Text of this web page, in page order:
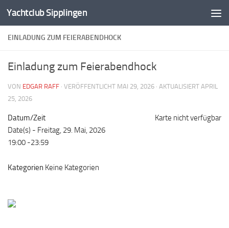
Zum Inhalt springen
Yachtclub Sipplingen
EINLADUNG ZUM FEIERABENDHOCK
Einladung zum Feierabendhock
VON EDGAR RAFF · VERÖFFENTLICHT MAI 29, 2026 · AKTUALISIERT APRIL
25, 2026
Karte nicht verfügbar
Datum/Zeit
Date(s) - Freitag, 29. Mai, 2026
19:00 -23:59
Kategorien Keine Kategorien